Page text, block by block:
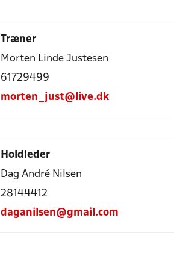
Træner
Morten Linde Justesen
61729499
morten_just@live.dk
Holdleder
Dag André Nilsen
28144412
daganilsen@gmail.com